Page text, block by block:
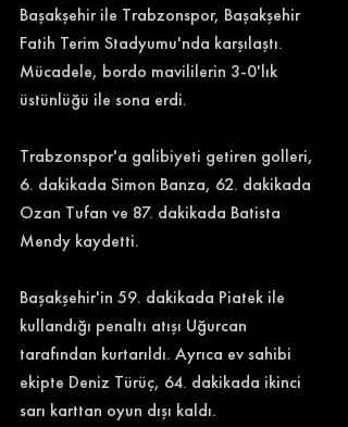
Başakşehir ile Trabzonspor, Başakşehir
Fatih Terim Stadyumu'nda karşılaştı.
Mücadele, bordo mavililerin 3-0'lık
üstünlüğü ile sona erdi.
Trabzonspor'a galibiyeti getiren golleri,
6. dakikada Simon Banza, 62. dakikada
Ozan Tufan ve 87. dakikada Batista
Mendy kaydetti.
Başakşehir'in 59. dakikada Piatek ile
kullandığı penaltı atışı Uğurcan
tarafından kurtarıldı. Ayrıca ev sahibi
ekipte Deniz Türüç, 64. dakikada ikinci
sarı karttan oyun dışı kaldı.